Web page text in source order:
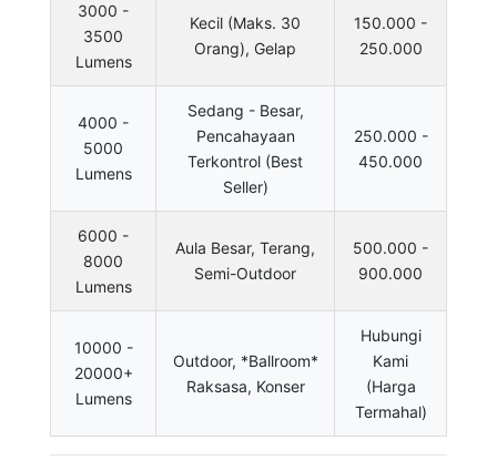
3000 -
3500
Lumens
Kecil (Maks. 30
Orang), Gelap
150.000 -
250.000
4000 -
5000
Lumens
Sedang - Besar,
Pencahayaan
Terkontrol (Best
Seller)
250.000 -
450.000
6000 -
8000
Lumens
Aula Besar, Terang,
Semi-Outdoor
500.000 -
900.000
10000 -
20000+
Lumens
Outdoor, *Ballroom*
Raksasa, Konser
Hubungi
Kami
(Harga
Termahal)